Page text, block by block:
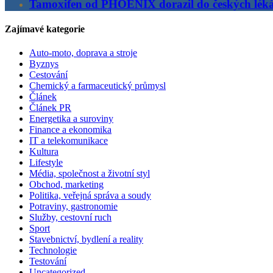
Tamoxifen od PHOENIX dorazil do českých
Zajímavé kategorie
Auto-moto, doprava a stroje
Byznys
Cestování
Chemický a farmaceutický průmysl
Článek
Článek PR
Energetika a suroviny
Finance a ekonomika
IT a telekomunikace
Kultura
Lifestyle
Média, společnost a životní styl
Obchod, marketing
Politika, veřejná správa a soudy
Potraviny, gastronomie
Služby, cestovní ruch
Sport
Stavebnictví, bydlení a reality
Technologie
Testování